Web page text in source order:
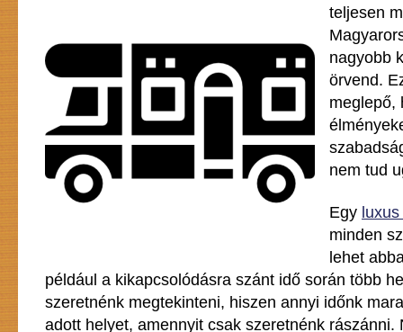
teljesen
nagyobb
örvend.
meglepő,
nem tud
Egy
minden
lehet
például a kikapcsolódásra szánt idő során több
szeretnénk megtekinteni, hiszen annyi időnk
adott helyet, amennyit csak szeretnénk rászánni.